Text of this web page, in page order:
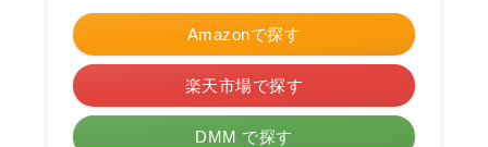
Amazonで探す
楽天市場で探す
DMM で探す